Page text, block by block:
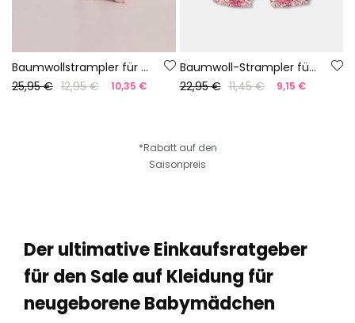
Baumwollstrampler für Babys in Rosa
25,95 € 12,95 € 10,35 €
Baumwoll-Strampler für Baby mit Blumenmuster
22,95 € 11,45 € 9,15 €
*Rabatt auf den
Saisonpreis
Der ultimative Einkaufsratgeber
für den Sale auf Kleidung für
neugeborene Babymädchen